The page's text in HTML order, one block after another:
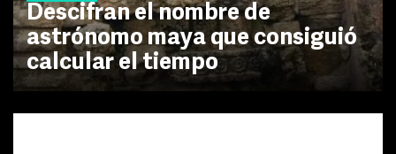
Descifran el nombre de
astrónomo maya que consiguió
calcular el tiempo